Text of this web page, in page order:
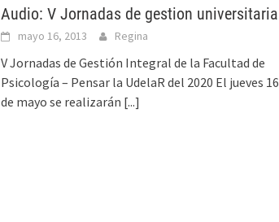
Audio: V Jornadas de gestion universitaria
mayo 16, 2013 Regina
V Jornadas de Gestión Integral de la Facultad de
Psicología – Pensar la UdelaR del 2020 El jueves 16
de mayo se realizarán [...]